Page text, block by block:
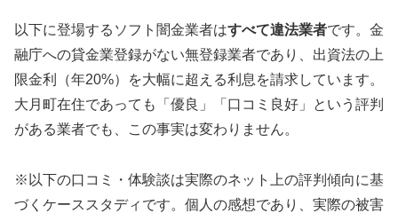
以下に登場するソフト闇金業者はすべて違法業者です。金
融庁への貸金業登録がない無登録業者であり、出資法の上
限金利（年20%）を大幅に超える利息を請求しています。
大月町在住であっても「優良」「口コミ良好」という評判
がある業者でも、この事実は変わりません。
※以下の口コミ・体験談は実際のネット上の評判傾向に基
づくケーススタディです。個人の感想であり、実際の被害